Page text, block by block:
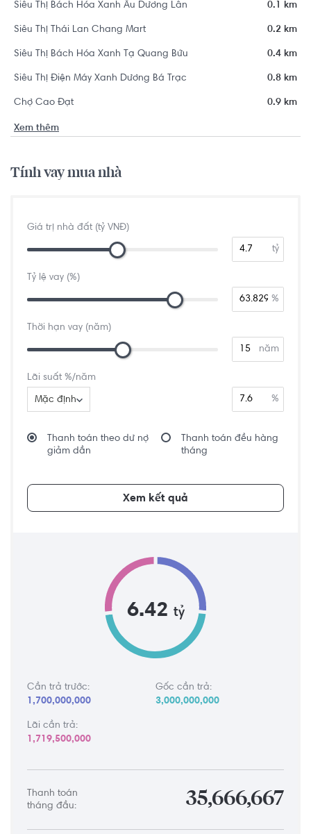
Siêu Thị Bách Hóa Xanh Âu Dương Lân 0.1 km
Siêu Thị Thái Lan Chang Mart 0.2 km
Siêu Thị Bách Hóa Xanh Tạ Quang Bửu 0.4 km
Siêu Thị Điện Máy Xanh Dương Bá Trạc 0.8 km
Chợ Cao Đạt 0.9 km
Xem thêm
Tính vay mua nhà
Giá trị nhà đất (tỷ VNĐ)
tỷ
Tỷ lệ vay (%)
%
Thời hạn vay (năm)
năm
Lãi suất %/năm
Mặc định %
Thanh toán theo dư nợ
giảm dần
Thanh toán đều hàng
tháng
Xem kết quả
6.42 tỷ
Cần trả trước:
1,700,000,000
Gốc cần trả:
3,000,000,000
Lãi cần trả:
1,719,500,000
Thanh toán
tháng đầu:
35,666,667